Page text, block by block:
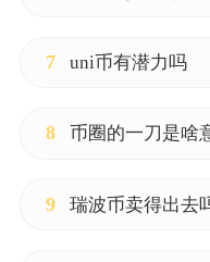
7 uni币有潜力吗
8 币圈的一刀是啥
9 瑞波币卖得出去